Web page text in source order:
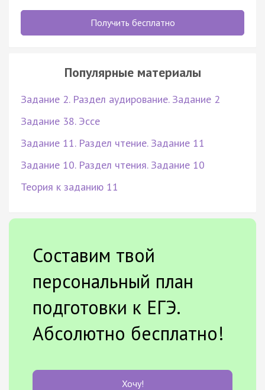
Получить бесплатно
Популярные материалы
Задание 2. Раздел аудирование. Задание 2
Задание 38. Эссе
Задание 11. Раздел чтение. Задание 11
Задание 10. Раздел чтения. Задание 10
Теория к заданию 11
Составим твой
персональный план
подготовки к ЕГЭ.
Абсолютно бесплатно!
Хочу!